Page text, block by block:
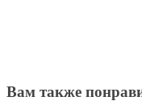
Вам также